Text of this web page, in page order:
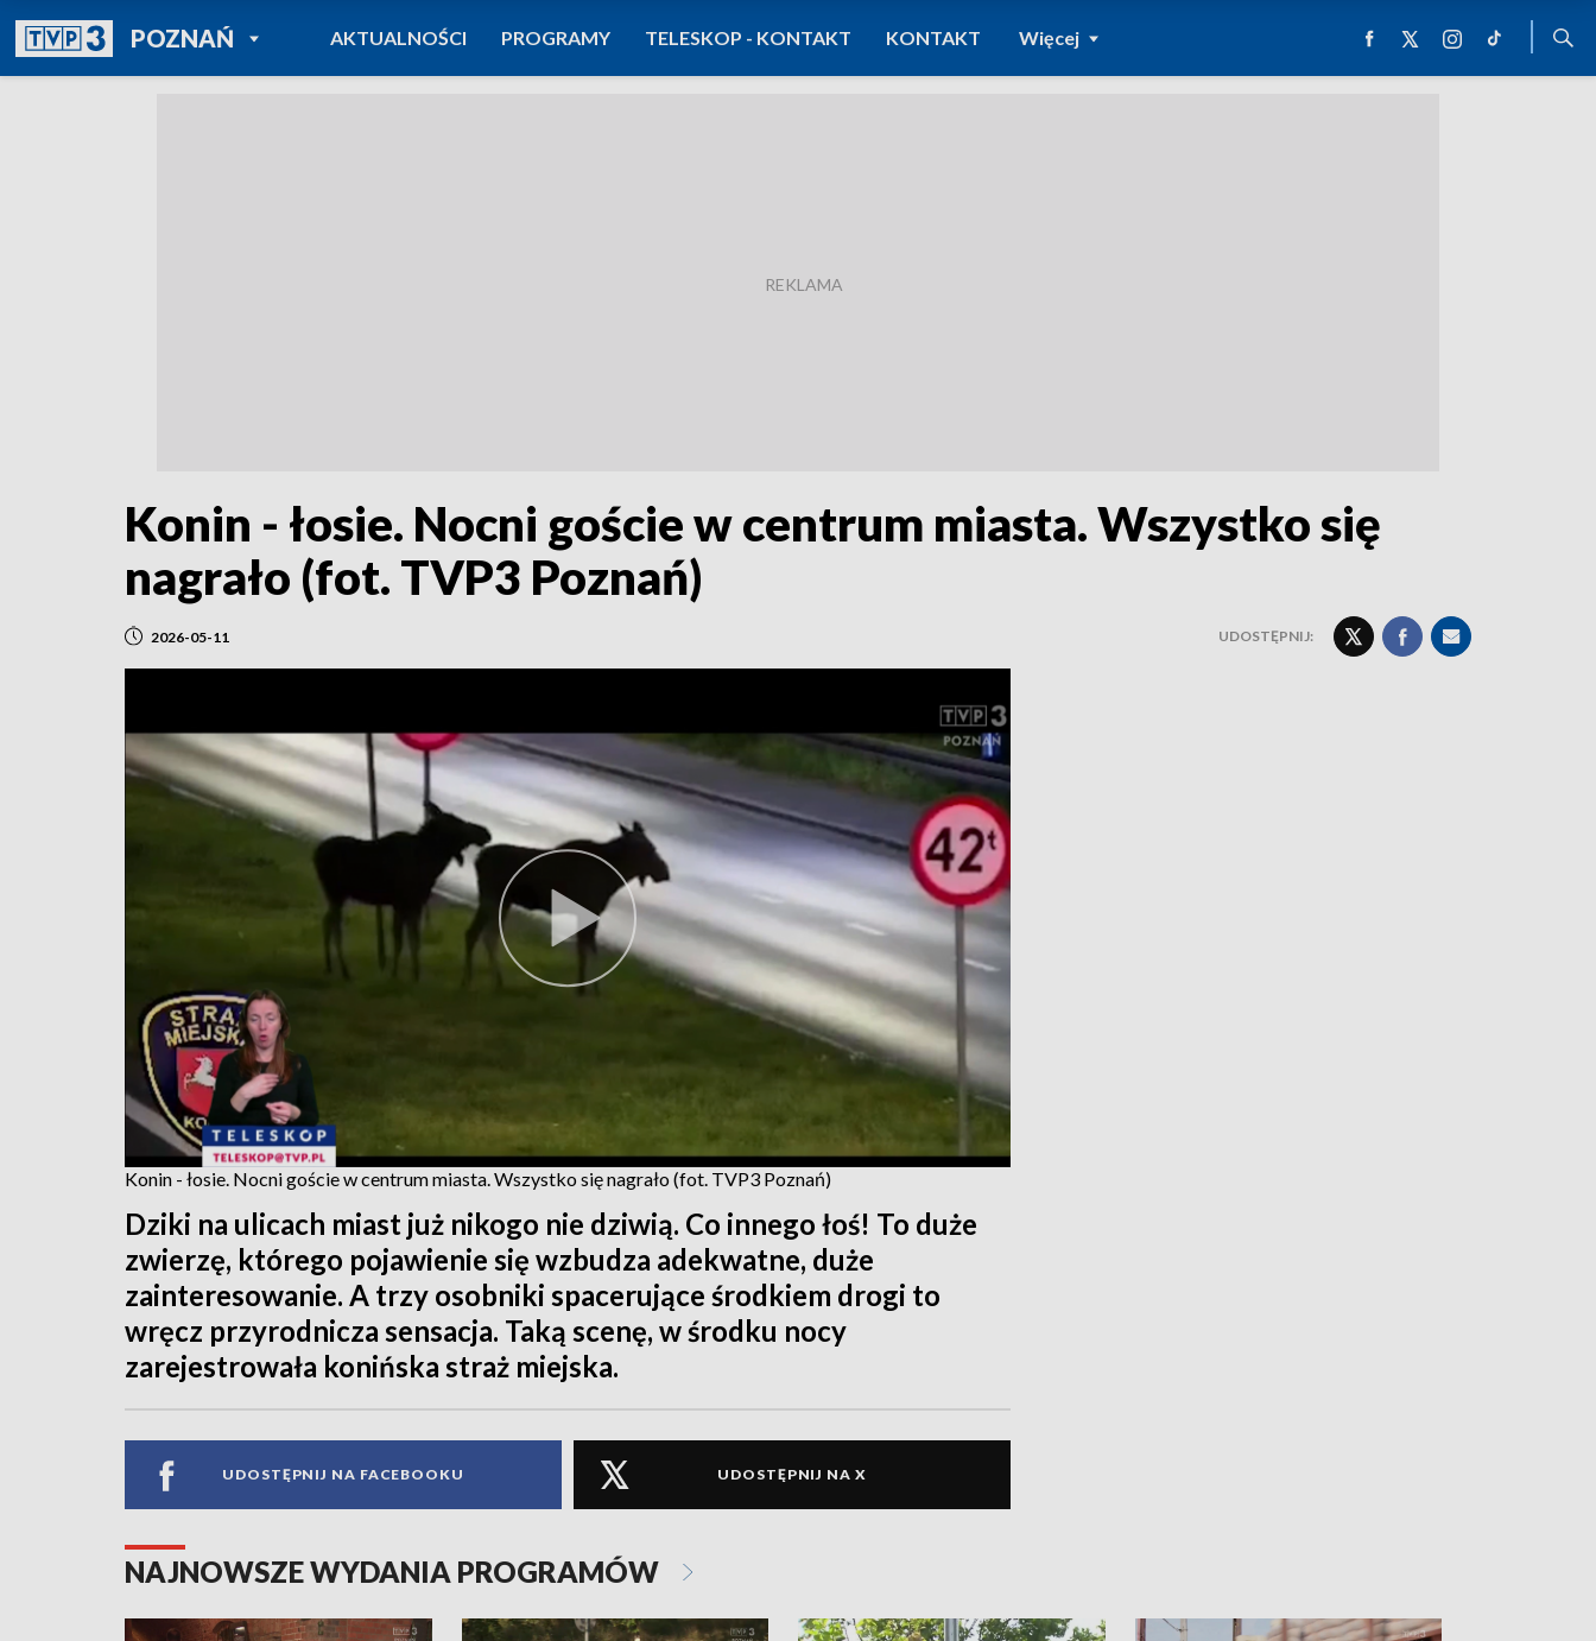
POZNAŃPOWRÓT DO
TVP REGIONY
AKTUALNOŚCI PROGRAMY TELESKOP - KONTAKT KONTAKT Więcej
Konin - łosie. Nocni goście w centrum miasta. Wszystko się
nagrało (fot. TVP3 Poznań)
2026-05-11 UDOSTĘPNIJ:
Konin - łosie. Nocni goście w centrum miasta. Wszystko się nagrało (fot. TVP3 Poznań)
Dziki na ulicach miast już nikogo nie dziwią. Co innego łoś! To duże
zwierzę, którego pojawienie się wzbudza adekwatne, duże
zainteresowanie. A trzy osobniki spacerujące środkiem drogi to
wręcz przyrodnicza sensacja. Taką scenę, w środku nocy
zarejestrowała konińska straż miejska.
UDOSTĘPNIJ NA FACEBOOKU UDOSTĘPNIJ NA X
NAJNOWSZE WYDANIA PROGRAMÓW